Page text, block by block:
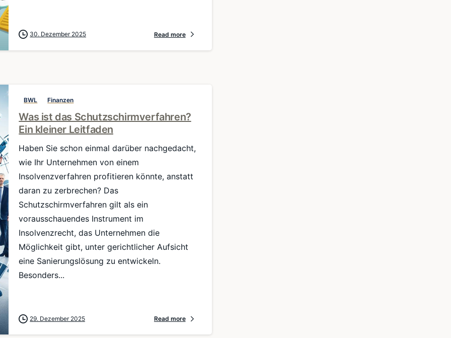
30. Dezember 2025 Read more
BWL Finanzen
Was ist das Schutzschirmverfahren?
Ein kleiner Leitfaden
Haben Sie schon einmal darüber nachgedacht,
wie Ihr Unternehmen von einem
Insolvenzverfahren profitieren könnte, anstatt
daran zu zerbrechen? Das
Schutzschirmverfahren gilt als ein
vorausschauendes Instrument im
Insolvenzrecht, das Unternehmen die
Möglichkeit gibt, unter gerichtlicher Aufsicht
eine Sanierungslösung zu entwickeln.
Besonders...
29. Dezember 2025 Read more